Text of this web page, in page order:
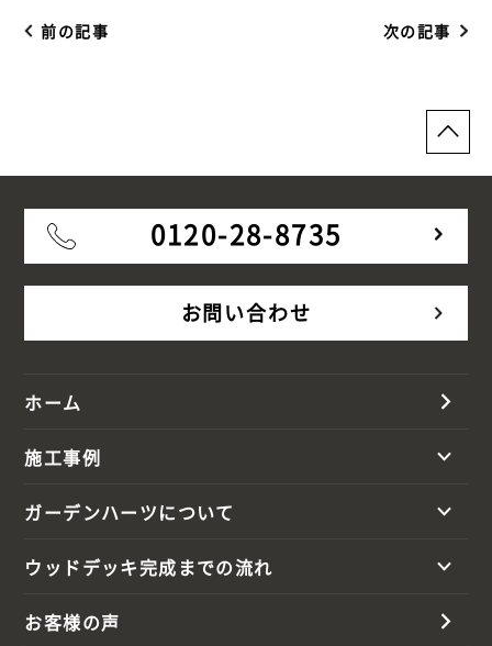
前の記事 次の記事
0120-28-8735
お問い合わせ
ホーム
施工事例
ガーデンハーツについて
ウッドデッキ完成までの流れ
お客様の声